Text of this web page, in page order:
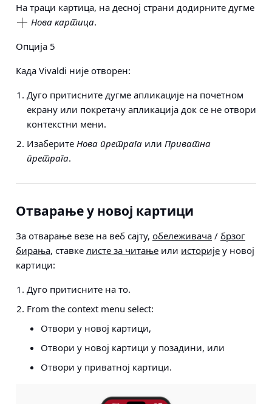
На траци картица, на десној страни додирните дугме
Нова картица.
Опција 5
Када Vivaldi није отворен:
Дуго притисните дугме апликације на почетном
екрану или покретачу апликација док се не отвори
контекстни мени.
Изаберите Нова претрага или Приватна
претрага.
Отварање у новој картици
За отварање везе на веб сајту, обележивача / брзог
бирања, ставке листе за читање или историје у новој
картици:
Дуго притисните на то.
From the context menu select:
Отвори у новој картици,
Отвори у новој картици у позадини, или
Отвори у приватној картици.